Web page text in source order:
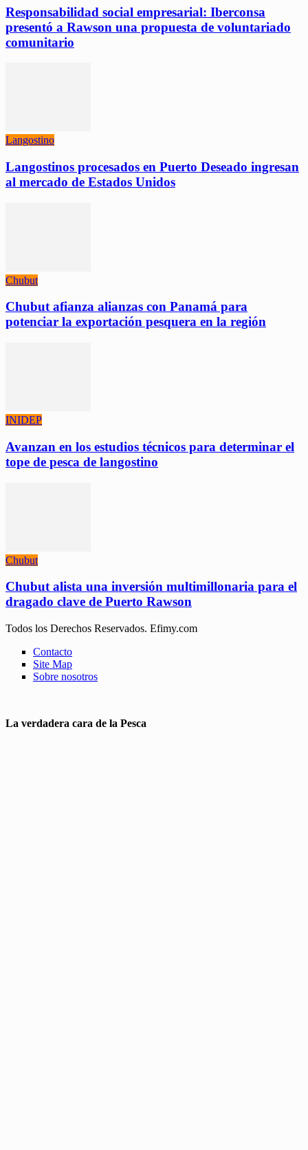
Responsabilidad social empresarial: Iberconsa
presentó a Rawson una propuesta de voluntariado
comunitario
Langostino
Langostinos procesados en Puerto Deseado ingresan
al mercado de Estados Unidos
Chubut
Chubut afianza alianzas con Panamá para
potenciar la exportación pesquera en la región
INIDEP
Avanzan en los estudios técnicos para determinar el
tope de pesca de langostino
Chubut
Chubut alista una inversión multimillonaria para el
dragado clave de Puerto Rawson
Todos los Derechos Reservados. Efimy.com
Contacto
Site Map
Sobre nosotros
La verdadera cara de la Pesca